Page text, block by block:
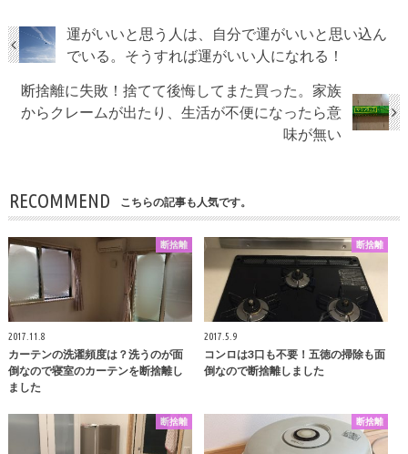
運がいいと思う人は、自分で運がいいと思い込ん
でいる。そうすれば運がいい人になれる！
断捨離に失敗！捨てて後悔してまた買った。家族
からクレームが出たり、生活が不便になったら意
味が無い
RECOMMEND こちらの記事も人気です。
断捨離
2017.11.8
カーテンの洗濯頻度は？洗うのが面
倒なので寝室のカーテンを断捨離し
ました
断捨離
2017.5.9
コンロは3口も不要！五徳の掃除も面
倒なので断捨離しました
断捨離 断捨離